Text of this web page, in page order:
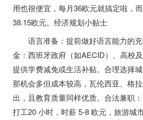
用也很便宜，每月36欧元就搞定啦，
38.15欧元。经济规划小贴士
语言准备：提前做好语言能力的
金：西班牙政府（如AECID）、高校
提供学费减免或生活补贴。合理选择
那机会多但成本较高，瓦伦西亚、格
出，且教育质量同样优质。合法兼职
打工20 小时，时薪 5-8 欧元，旅游城